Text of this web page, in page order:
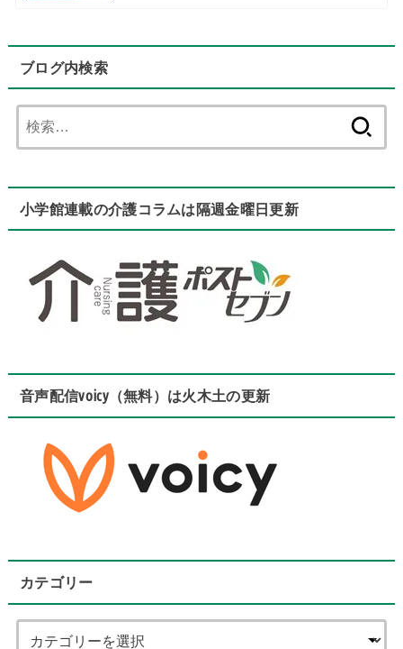
ブログ内検索
索:
小学館連載の介護コラムは隔週金曜日更新
音声配信voicy（無料）は火木土の更新
カテゴリー